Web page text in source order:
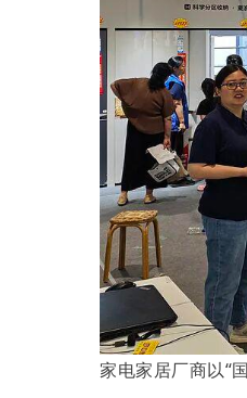
家电家居厂商以“